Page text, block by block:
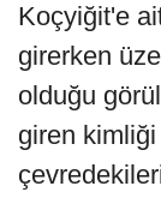
Koçyiğit'e
girerken
olduğu
giren